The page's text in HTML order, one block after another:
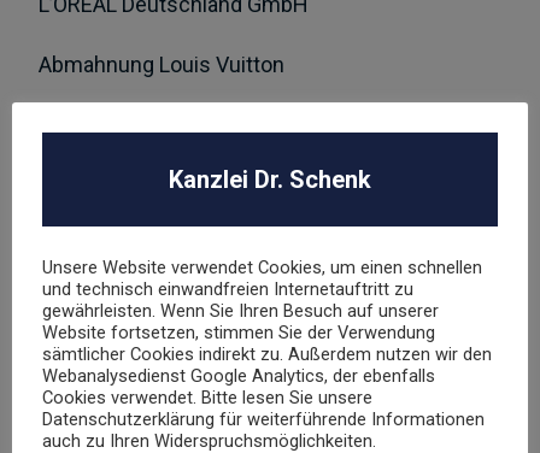
Abmahnung Louis Vuitton
ROBA Music Verlag GmbH
Hasbro Inc
UNSER TEAM
Kanzlei Dr. Schenk
Unsere Website verwendet Cookies, um einen schnellen
und technisch einwandfreien Internetauftritt zu
gewährleisten. Wenn Sie Ihren Besuch auf unserer
Website fortsetzen, stimmen Sie der Verwendung
sämtlicher Cookies indirekt zu. Außerdem nutzen wir den
Webanalysedienst Google Analytics, der ebenfalls
Cookies verwendet. Bitte lesen Sie unsere
Datenschutzerklärung für weiterführende Informationen
auch zu Ihren Widerspruchsmöglichkeiten.